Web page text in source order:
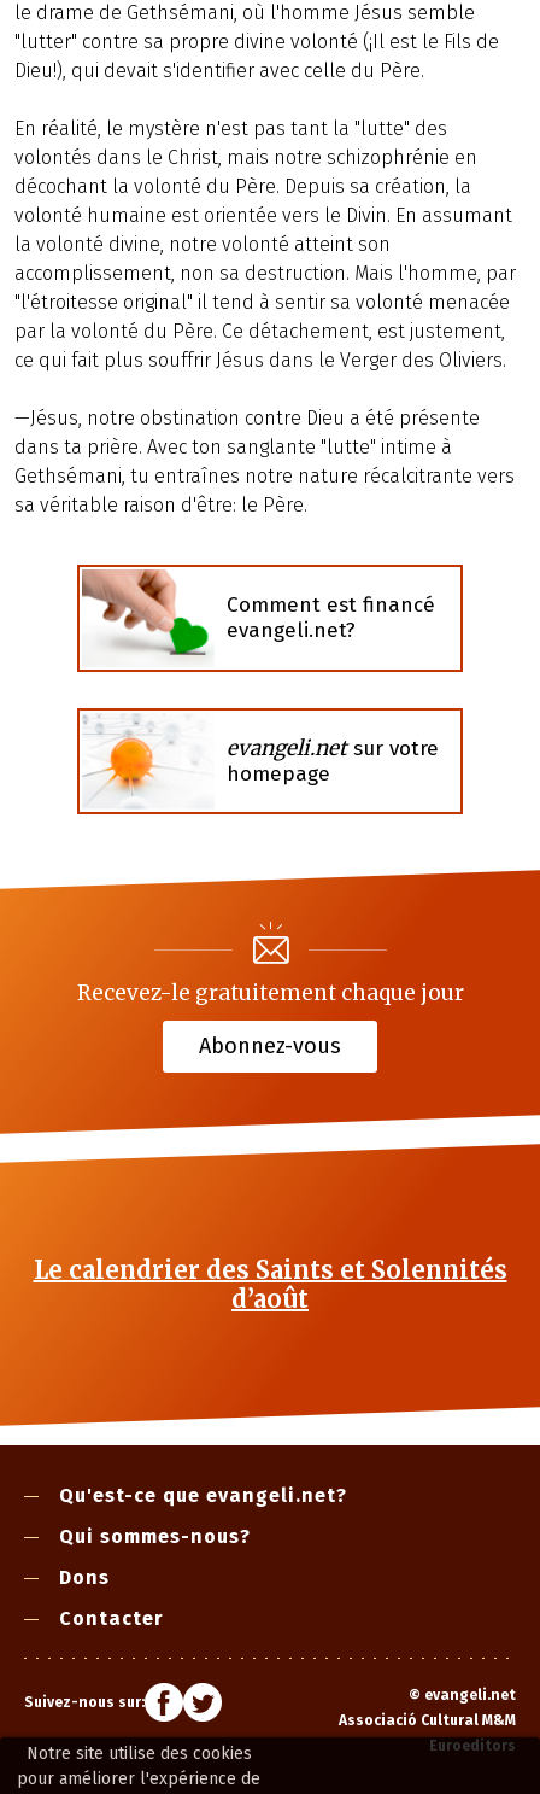
Notre site utilise des cookies
pour améliorer l'expérience de
le drame de Gethsémani, où l'homme Jésus semble
"lutter" contre sa propre divine volonté (¡Il est le Fils de
Dieu!), qui devait s'identifier avec celle du Père.
En réalité, le mystère n'est pas tant la "lutte" des
volontés dans le Christ, mais notre schizophrénie en
décochant la volonté du Père. Depuis sa création, la
volonté humaine est orientée vers le Divin. En assumant
la volonté divine, notre volonté atteint son
accomplissement, non sa destruction. Mais l'homme, par
"l'étroitesse original" il tend à sentir sa volonté menacée
par la volonté du Père. Ce détachement, est justement,
ce qui fait plus souffrir Jésus dans le Verger des Oliviers.
—Jésus, notre obstination contre Dieu a été présente
dans ta prière. Avec ton sanglante "lutte" intime à
Gethsémani, tu entraînes notre nature récalcitrante vers
sa véritable raison d'être: le Père.
Comment est financé
evangeli.net?
evangeli.netsur votre
homepage
Recevez-le gratuitement chaque jour
Abonnez-vous
Le calendrier des Saints et Solennités
d’août
Qu'est-ce que evangeli.net?
Qui sommes-nous?
Dons
Contacter
Suivez-nous sur: © evangeli.net
Associació Cultural M&M
Euroeditors